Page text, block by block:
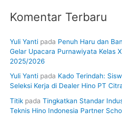
Komentar Terbaru
Yuli Yanti pada Penuh Haru dan
Gelar Upacara Purnawiyata Kelas
2025/2026
Yuli Yanti pada Kado Terindah:
Seleksi Kerja di Dealer Hino PT
Titik pada Tingkatkan Standar
Teknis Hino Indonesia Partner